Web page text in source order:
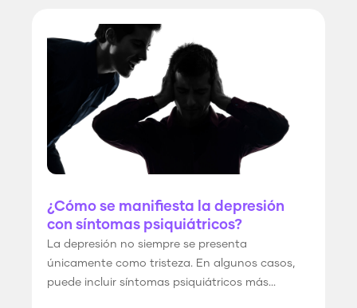
¿Cómo se manifiesta la depresión
con síntomas psiquiátricos?
La depresión no siempre se presenta
únicamente como tristeza. En algunos casos,
puede incluir síntomas psiquiátricos más...